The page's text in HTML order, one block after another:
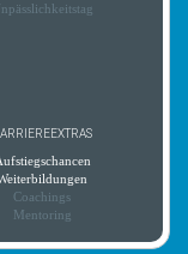
Coachings
Mentoring